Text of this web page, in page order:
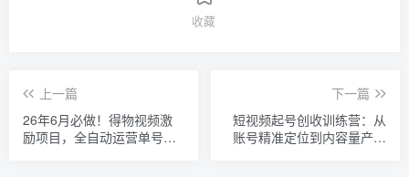
收藏
上一篇
26年6月必做！得物视频激
励项目，全自动运营单号月
下一篇
短视频起号创收训练营：从
账号精准定位到内容量产，